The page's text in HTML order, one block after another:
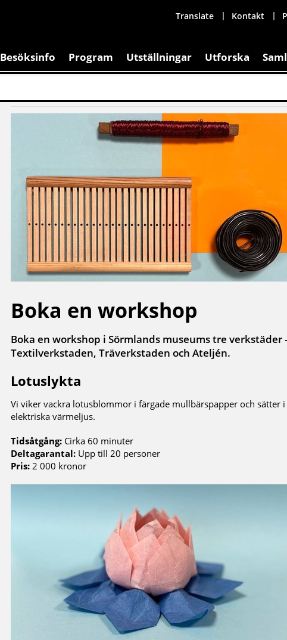
Translate Kontakt
Besöksinfo Program Utställningar Utforska
Boka en workshop
Boka en workshop i Sörmlands museums tre verkstäder
Textilverkstaden, Träverkstaden och Ateljén.
Lotuslykta
Vi viker vackra lotusblommor i färgade mullbärspapper och sätter i
elektriska värmeljus.
Tidsåtgång: Cirka 60 minuter
Deltagarantal: Upp till 20 personer
Pris: 2 000 kronor